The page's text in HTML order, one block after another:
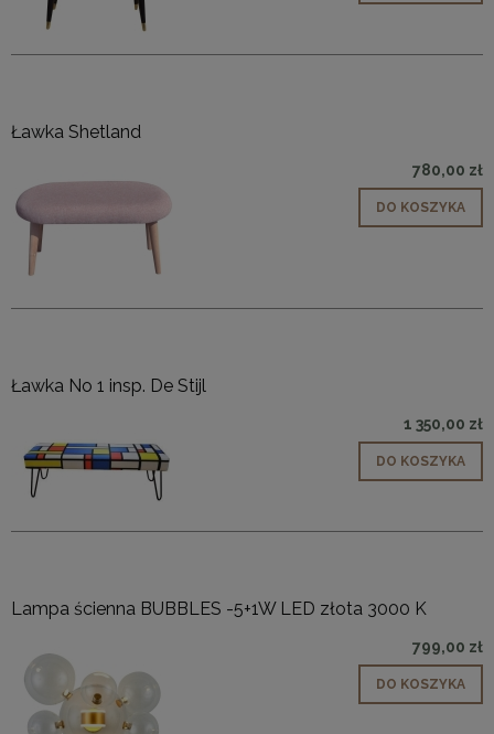
Ławka Shetland
780,00 zł
DO KOSZYKA
Ławka No 1 insp. De Stijl
1 350,00 zł
DO KOSZYKA
Lampa ścienna BUBBLES -5+1W LED złota 3000 K
799,00 zł
DO KOSZYKA